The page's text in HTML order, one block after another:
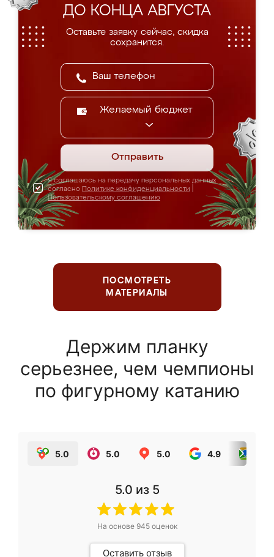
ДО КОНЦА АВГУСТА
Оставьте заявку сейчас, скидка
сохранится.
Желаемый бюджет
Отправить
Я соглашаюсь на передачу персональных данных
согласно Политике конфиденциальности
Пользовательскому соглашению
ПОСМОТРЕТЬ
МАТЕРИАЛЫ
Держим планку
серьезнее, чем чемпионы
по фигурному катанию
5.0 5.0 5.0 4.9
5.0 из 5
На основе 945оценок
Оставить отзыв